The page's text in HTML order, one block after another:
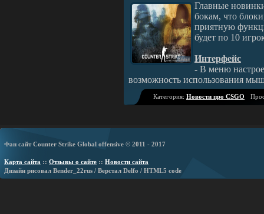
Главные
бокам, что
приятную
будет по 10
Интерфейс
- В меню
возможность использования
Категория: Новости про CSGO
Фан сайт Counter Strike Global offensive © 2011 - 2017
Карта сайта :: Отзывы о сайте :: Новости сайта
Дизайн рисовал Bender_22rus / Верстал Delfo / HTML5 code